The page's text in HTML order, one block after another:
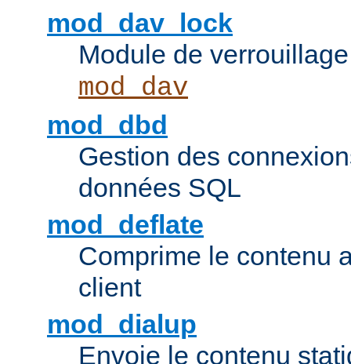
mod_dav_lock
Module de
mod_dav
mod_dbd
Gestion des
données SQL
mod_deflate
Comprime le contenu
client
mod_dialup
Envoie le contenu